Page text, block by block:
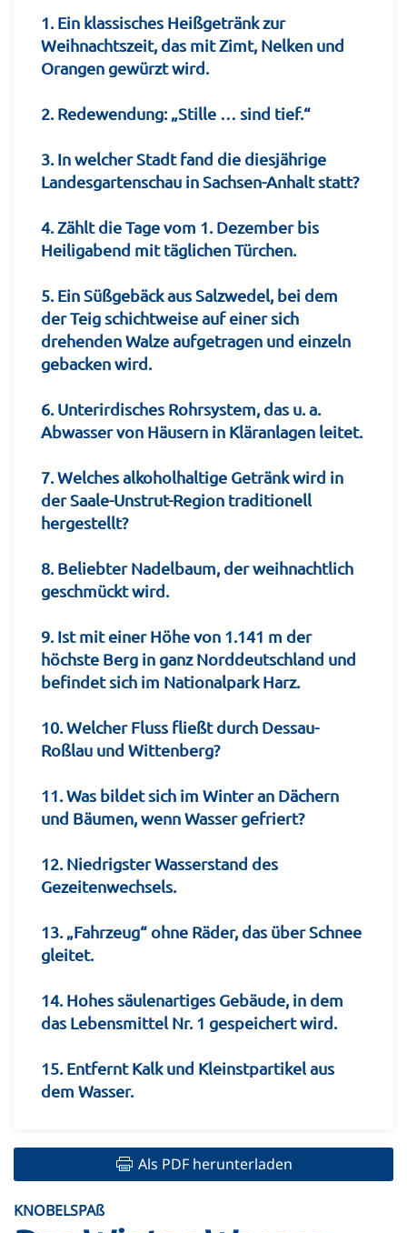
1. Ein klassisches Heißgetränk zur
Weihnachtszeit, das mit Zimt, Nelken und
Orangen gewürzt wird.
2. Redewendung: „Stille … sind tief.“
3. In welcher Stadt fand die diesjährige
Landesgartenschau in Sachsen-Anhalt statt?
4. Zählt die Tage vom 1. Dezember bis
Heiligabend mit täglichen Türchen.
5. Ein Süßgebäck aus Salzwedel, bei dem
der Teig schichtweise auf einer sich
drehenden Walze aufgetragen und einzeln
gebacken wird.
6. Unterirdisches Rohrsystem, das u. a.
Abwasser von Häusern in Kläranlagen leitet.
7. Welches alkoholhaltige Getränk wird in
der Saale-Unstrut-Region traditionell
hergestellt?
8. Beliebter Nadelbaum, der weihnachtlich
geschmückt wird.
9. Ist mit einer Höhe von 1.141 m der
höchste Berg in ganz Norddeutschland und
befindet sich im Nationalpark Harz.
10. Welcher Fluss fließt durch Dessau-
Roßlau und Wittenberg?
11. Was bildet sich im Winter an Dächern
und Bäumen, wenn Wasser gefriert?
12. Niedrigster Wasserstand des
Gezeitenwechsels.
13. „Fahrzeug“ ohne Räder, das über Schnee
gleitet.
14. Hohes säulenartiges Gebäude, in dem
das Lebensmittel Nr. 1 gespeichert wird.
15. Entfernt Kalk und Kleinstpartikel aus
dem Wasser.
Als PDF herunterladen
KNOBELSPAß